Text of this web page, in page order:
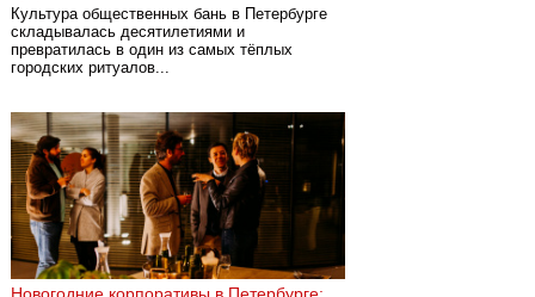
Культура общественных бань в Петербурге
складывалась десятилетиями и
превратилась в один из самых тёплых
городских ритуалов...